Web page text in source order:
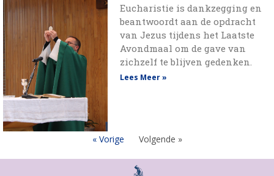
Eucharistie is dankzegging en
beantwoordt aan de opdracht
van Jezus tijdens het Laatste
Avondmaal om de gave van
zichzelf te blijven gedenken.
Lees Meer »
« Vorige Volgende »